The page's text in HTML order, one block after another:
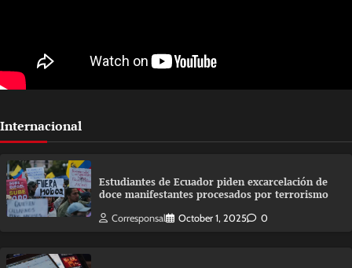
Internacional
Estudiantes de Ecuador piden excarcelación de
doce manifestantes procesados por terrorismo
Corresponsal October 1, 2025 0